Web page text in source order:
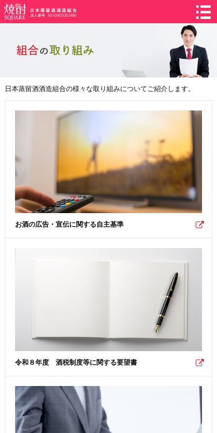
日本蒸留酒酒造組合の様々な取り組みについてご紹介します。
お酒の広告・宣伝に関する自主基準
令和８年度 酒税制度等に関する要望書